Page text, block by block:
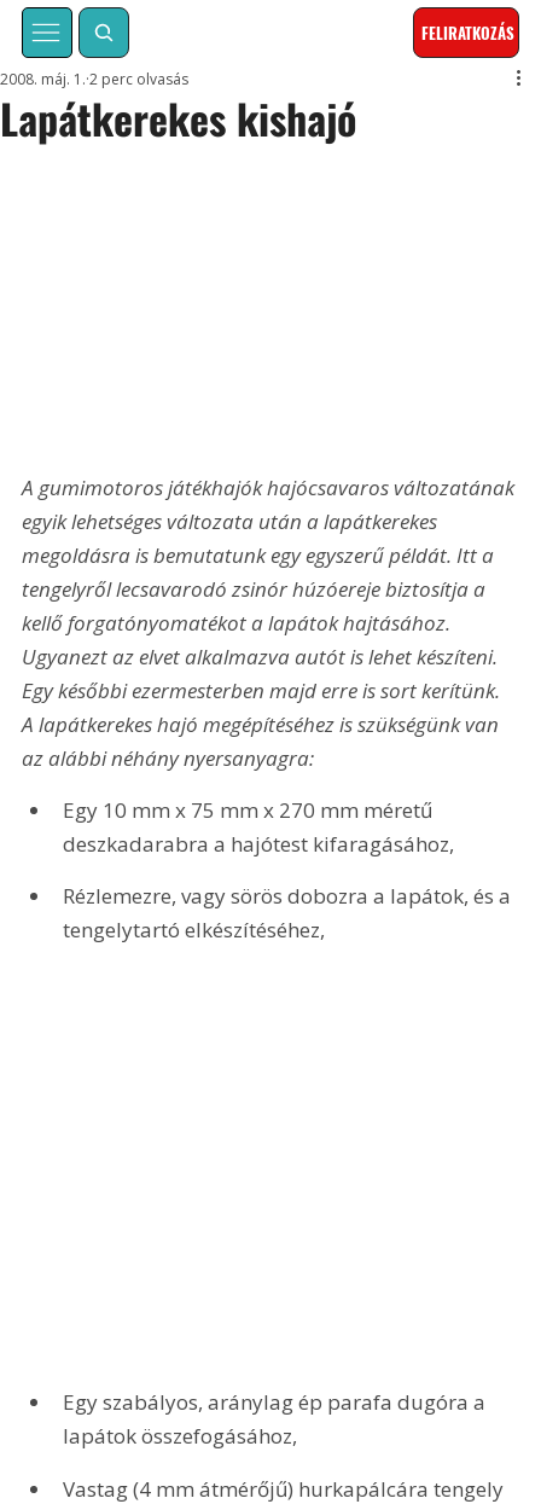
FELIRATKOZÁS
Lapátkerekes kishajó
2008. máj. 1. 2 perc olvasás
A gumimotoros játékhajók hajócsavaros változatának
egyik lehetséges változata után a lapátkerekes
megoldásra is bemutatunk egy egyszerű példát. Itt a
tengelyről lecsavarodó zsinór húzóereje biztosítja a
kellő forgatónyomatékot a lapátok hajtásához.
Ugyanezt az elvet alkalmazva autót is lehet készíteni.
Egy későbbi ezermesterben majd erre is sort kerítünk.
A lapátkerekes hajó megépítéséhez is szükségünk van
az alábbi néhány nyersanyagra:
Egy 10 mm x 75 mm x 270 mm méretű
deszkadarabra a hajótest kifaragásához,
Rézlemezre, vagy sörös dobozra a lapátok, és a
tengelytartó elkészítéséhez,
Egy szabályos, aránylag ép parafa dugóra a
lapátok összefogásához,
Vastag (4 mm átmérőjű) hurkapálcára tengely